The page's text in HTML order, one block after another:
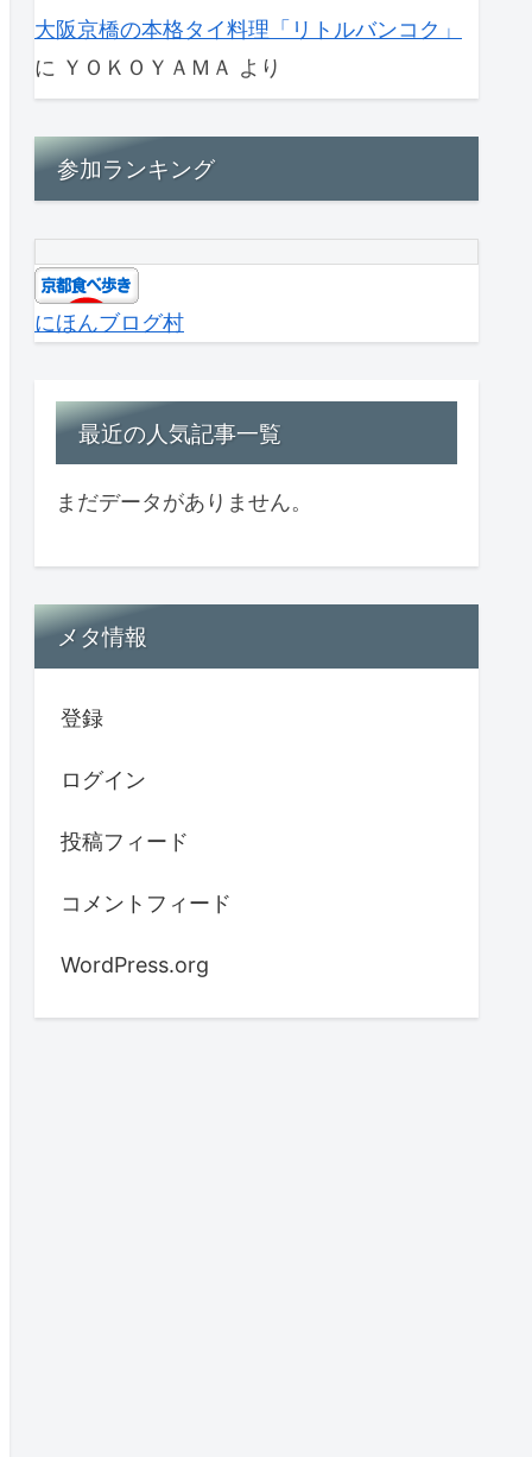
大阪京橋の本格タイ料理「リトルバンコク」
に ＹＯＫＯＹＡＭＡ より
参加ランキング
にほんブログ村
最近の人気記事一覧
まだデータがありません。
メタ情報
登録
ログイン
投稿フィード
コメントフィード
WordPress.org